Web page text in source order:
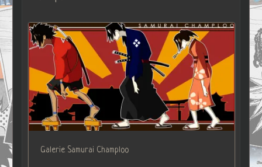
Galerie Samurai Champloo